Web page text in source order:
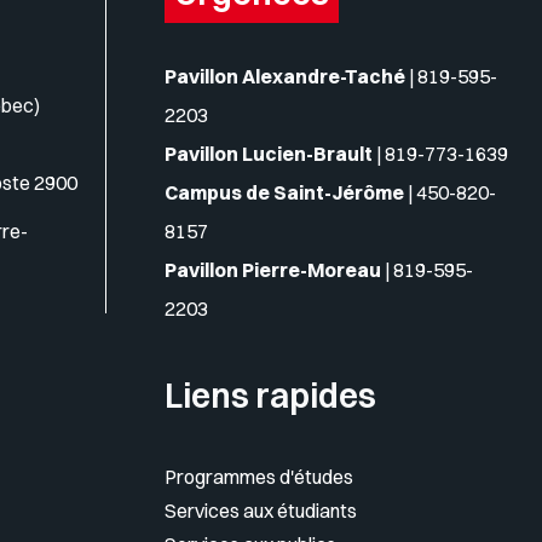
2900
Pavillon Alexandre-Taché |819-595-
2203
Pavillon Lucien-Brault |819-773-1639
Campus de Saint-Jérôme |450-820-
8157
Pavillon Pierre-Moreau |819-595-
2203
Liens rapides
Programmes d'études
Services aux étudiants